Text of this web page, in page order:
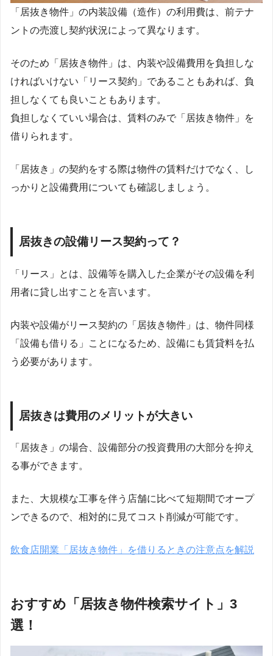
「居抜き物件」の内装設備（造作）の利用費は、前テナ
ントの売渡し契約状況によって異なります。
そのため「居抜き物件」は、内装や設備費用を負担しな
ければいけない「リース契約」であることもあれば、負
担しなくても良いこともあります。
負担しなくていい場合は、賃料のみで「居抜き物件」を
借りられます。
「居抜き」の契約をする際は物件の賃料だけでなく、し
っかりと設備費用についても確認しましょう。
居抜きの設備リース契約って？
「リース」とは、設備等を購入した企業がその設備を利
用者に貸し出すことを言います。
内装や設備がリース契約の「居抜き物件」は、物件同様
「設備も借りる」ことになるため、設備にも賃貸料を払
う必要があります。
居抜きは費用のメリットが大きい
「居抜き」の場合、設備部分の投資費用の大部分を抑え
る事ができます。
また、大規模な工事を伴う店舗に比べて短期間でオープ
ンできるので、相対的に見てコスト削減が可能です。
飲食店開業「居抜き物件」を借りるときの注意点を解説
おすすめ「居抜き物件検索サイト」3
選！